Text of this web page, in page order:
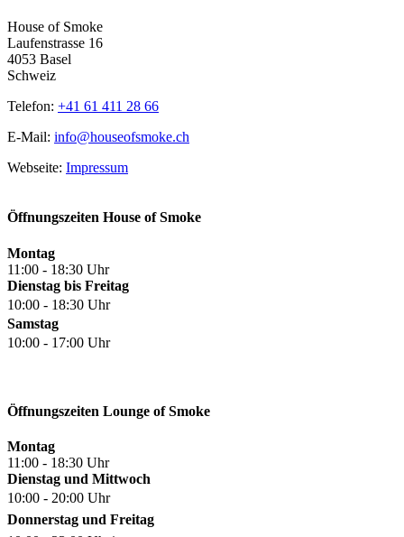
House of Smoke
Laufenstrasse 16
4053 Basel
Schweiz
Telefon: +41 61 411 28 66
E-Mail: info@houseofsmoke.ch
Webseite: Impressum
Öffnungszeiten House of Smoke
Montag
11:00 - 18:30 Uhr
Dienstag bis Freitag
10:00 - 18:30 Uhr
Samstag
10:00 - 17:00 Uhr
Öffnungszeiten Lounge of Smoke
Montag
11:00 - 18:30 Uhr
Dienstag und Mittwoch
10:00 - 20:00 Uhr
Donnerstag und Freitag